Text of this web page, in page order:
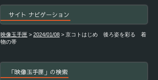
サイト ナビゲーション
映像玉手匣 > 2024/01/08 > 京コトはじめ 後ろ姿を彩る 着
物の帯
「映像玉手匣」の検索